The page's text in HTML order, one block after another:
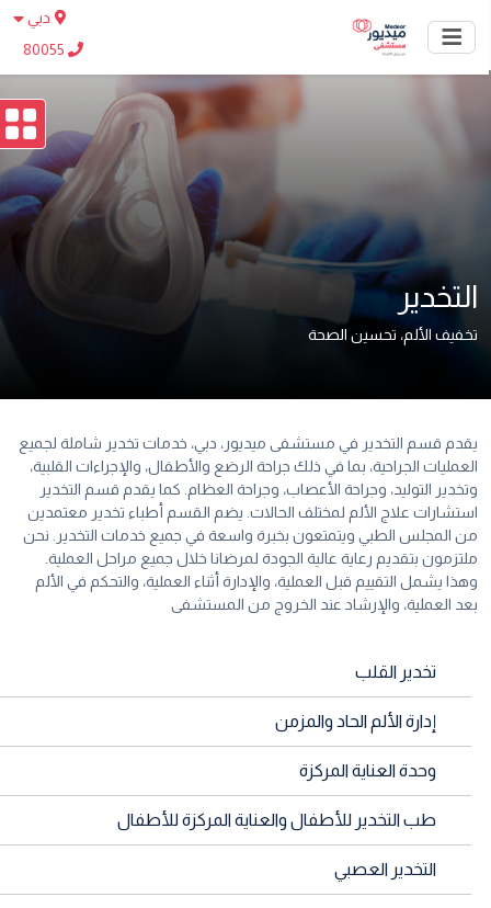
دبي
80055
التخدير
تخفيف الألم، تحسين الصحة
يقدم قسم التخدير في مستشفى ميديور، دبي، خدمات تخدير شاملة لجميع
العمليات الجراحية، بما في ذلك جراحة الرضع والأطفال، والإجراءات القلبية،
وتخدير التوليد، وجراحة الأعصاب، وجراحة العظام. كما يقدم قسم التخدير
استشارات علاج الألم لمختلف الحالات. يضم القسم أطباء تخدير معتمدين
من المجلس الطبي ويتمتعون بخبرة واسعة في جميع خدمات التخدير. نحن
ملتزمون بتقديم رعاية عالية الجودة لمرضانا خلال جميع مراحل العملية.
وهذا يشمل التقييم قبل العملية، والإدارة أثناء العملية، والتحكم في الألم
بعد العملية، والإرشاد عند الخروج من المستشفى
تخدير القلب
إدارة الألم الحاد والمزمن
وحدة العناية المركزة
طب التخدير للأطفال والعناية المركزة للأطفال
التخدير العصبي